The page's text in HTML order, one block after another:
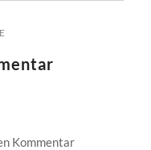
Kommentar